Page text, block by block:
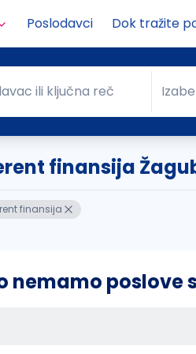
Poslodavci Dok tražite
ili ključna reč
ili ključna reč Grad
finansija
finansija
nemamo poslove